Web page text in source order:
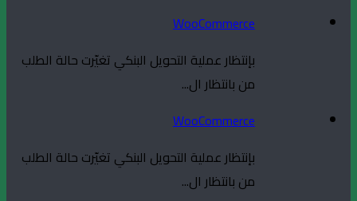
WooCommerce
بإنتظار عملية التحويل البنكي تغيّرت حالة الطلب
من بانتظار ال...
WooCommerce
بإنتظار عملية التحويل البنكي تغيّرت حالة الطلب
من بانتظار ال...